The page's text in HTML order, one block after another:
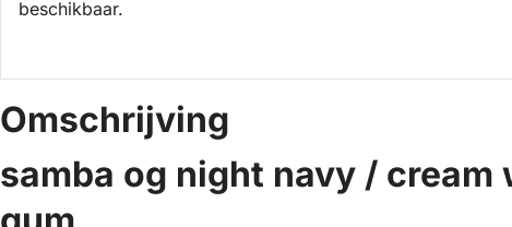
beschikbaar.
Omschrijving
samba og night navy / cream